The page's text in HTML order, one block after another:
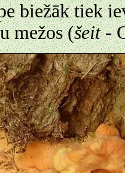
biežāk tiek
mežos (šeit-